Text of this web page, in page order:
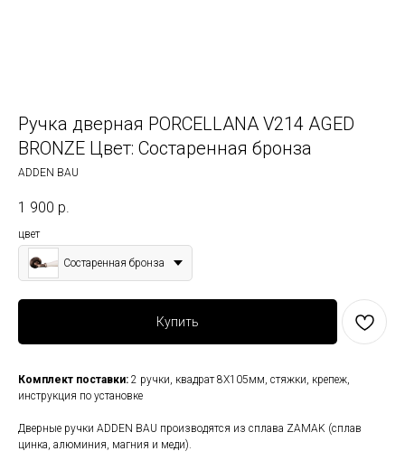
Ручка дверная PORCELLANA V214 AGED
BRONZE Цвет: Состаренная бронза
ADDEN BAU
1 900 р.
цвет
Состаренная бронза
Купить
Комплект поставки: 2 ручки, квадрат 8Х105мм, стяжки, крепеж,
инструкция по установке
Дверные ручки ADDEN BAU производятся из сплава ZAMAK (сплав
цинка, алюминия, магния и меди).